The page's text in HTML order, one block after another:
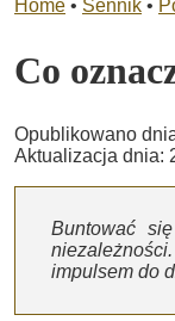
Home • Sennik •
Co
Opublikowano
Aktualizacja dnia:
Buntować
impulsem do